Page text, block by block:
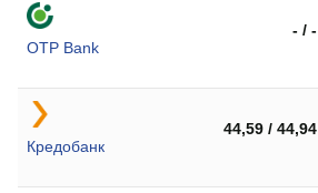
OTP Bank
- / -
Кредобанк
44,59 / 44,94